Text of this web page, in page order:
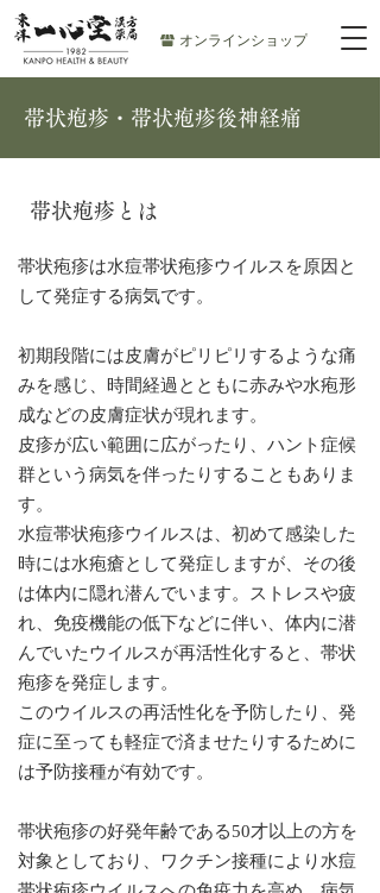
オンラインショップ
帯状疱疹・帯状疱疹後神経痛
帯状疱疹とは
帯状疱疹は水痘帯状疱疹ウイルスを原因と
して発症する病気です。
初期段階には皮膚がピリピリするような痛
みを感じ、時間経過とともに赤みや水疱形
成などの皮膚症状が現れます。
皮疹が広い範囲に広がったり、ハント症候
群という病気を伴ったりすることもありま
す。
水痘帯状疱疹ウイルスは、初めて感染した
時には水疱瘡として発症しますが、その後
は体内に隠れ潜んでいます。ストレスや疲
れ、免疫機能の低下などに伴い、体内に潜
んでいたウイルスが再活性化すると、帯状
疱疹を発症します。
このウイルスの再活性化を予防したり、発
症に至っても軽症で済ませたりするために
は予防接種が有効です。
帯状疱疹の好発年齢である50才以上の方を
対象としており、ワクチン接種により水痘